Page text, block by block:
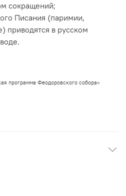
сокращений;
Писания (паримии,
приводятся в русском
программа Феодоровского собора»